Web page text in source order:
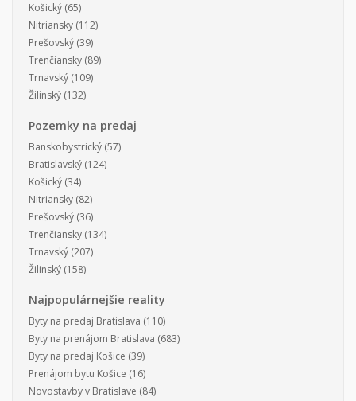
Košický (65)
Nitriansky (112)
Prešovský (39)
Trenčiansky (89)
Trnavský (109)
Žilinský (132)
Pozemky na predaj
Banskobystrický (57)
Bratislavský (124)
Košický (34)
Nitriansky (82)
Prešovský (36)
Trenčiansky (134)
Trnavský (207)
Žilinský (158)
Najpopulárnejšie reality
Byty na predaj Bratislava (110)
Byty na prenájom Bratislava (683)
Byty na predaj Košice (39)
Prenájom bytu Košice (16)
Novostavby v Bratislave (84)